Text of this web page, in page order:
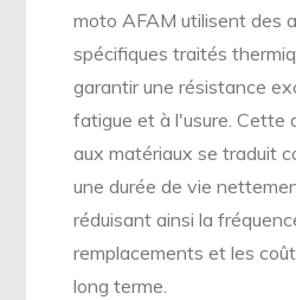
moto AFAM utilisent des
spécifiques traités
garantir une résistance
fatigue et à l'usure. Cette
aux matériaux se traduit
une durée de vie
réduisant ainsi la
remplacements et les
long terme.